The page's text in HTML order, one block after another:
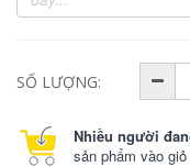
SỐ LƯỢNG:
Nhiều người
sản phẩm vào